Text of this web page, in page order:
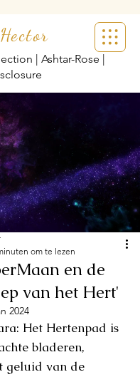
| Ashtar-Rose |
en de
van het Hert'
om te lezen
2024
Het Hertenpad is
bladeren,
geluid van de